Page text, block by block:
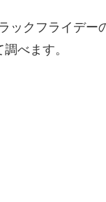
ックフライデー
べます。